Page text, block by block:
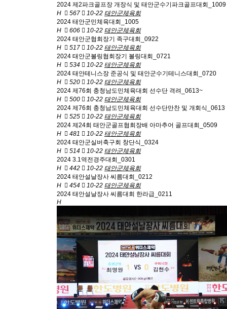
2024 제2파크골프장 개장식 및 태안군수기파크골프대회_1009
H
567 10-22 태안군체육회
2024 태안군민체육대회_1005
H
606 10-22 태안군체육회
2024 태안군협회장기 족구대회_0922
H
517 10-22 태안군체육회
2024 태안군볼링협회장기 볼링대회_0721
H
534 10-22 태안군체육회
2024 태안테니스장 준공식 및 태안군수기테니스대회_0720
H
520 10-22 태안군체육회
2024 제76회 충청남도민체육대회 선수단 격려_0613~
H
500 10-22 태안군체육회
2024 제76회 충청남도민체육대회 선수단만찬 및 개회식_0613
H
525 10-22 태안군체육회
2024 제24회 태안군골프협회장배 아마추어 골프대회_0509
H
481 10-22 태안군체육회
2024 태안군실버축구회 창단식_0324
H
514 10-22 태안군체육회
2024 3.1역전경주대회_0301
H
442 10-22 태안군체육회
2024 태안설날장사 씨름대회_0212
H
454 10-22 태안군체육회
2024 태안설날장사 씨름대회 한라급_0211
H